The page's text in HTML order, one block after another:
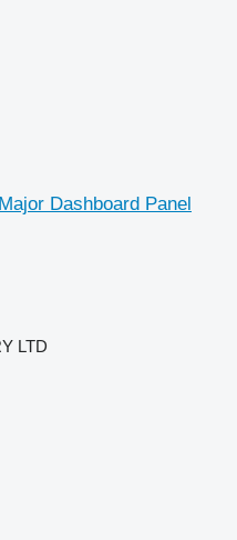
Dashboard Panel
LTD